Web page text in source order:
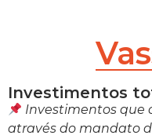
Investimentos
Investimentos que
através do mandato